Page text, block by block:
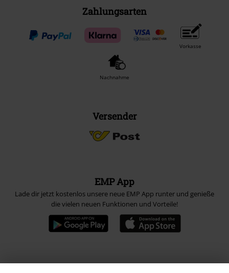
Zahlungsarten
Vorkasse
Nachnahme
Versender
EMP App
Lade dir jetzt kostenlos unsere neue EMP App runter und genieße
die vielen neuen Funktionen und Vorteile!